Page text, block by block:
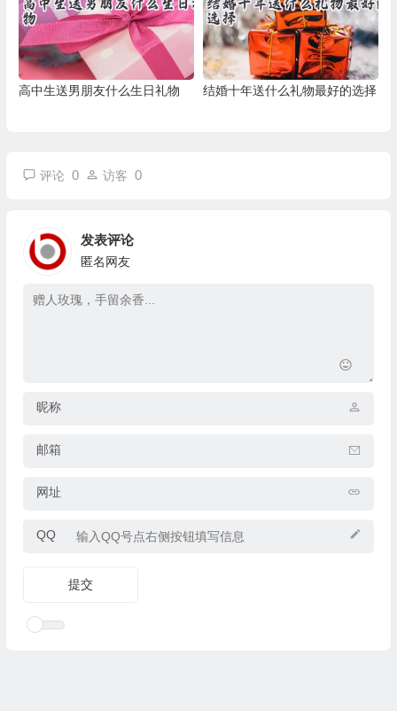
高中生送男朋友什么生日礼物 结婚十年送什么礼物最好的选择
评论 0 访客 0
发表评论
匿名网友
昵称
邮箱
网址
QQ